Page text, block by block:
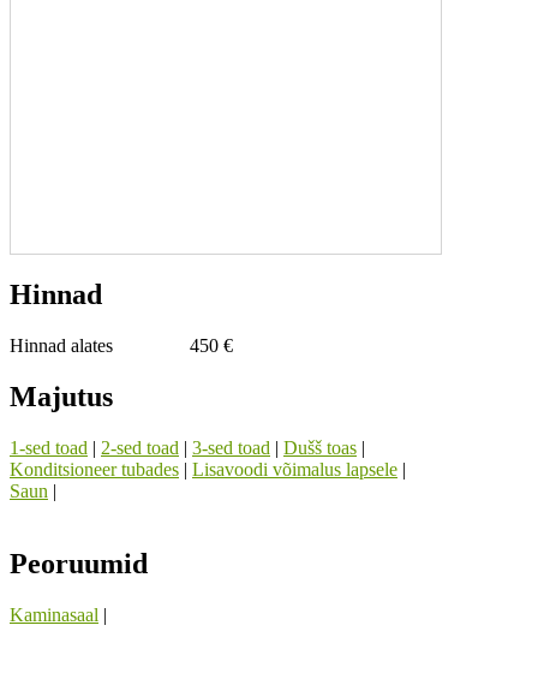
Hinnad
Hinnad alates 450 €
Majutus
1-sed toad | 2-sed toad | 3-sed toad | Dušš toas |
Konditsioneer tubades | Lisavoodi võimalus lapsele |
Saun |
Peoruumid
Kaminasaal |